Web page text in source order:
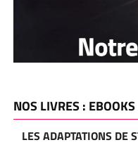
NOS LIVRES :
LES ADAPTATIONS DE